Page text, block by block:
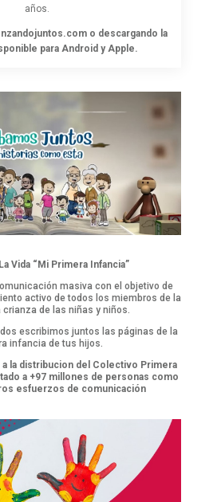
años.
o descargando la
para Android y Apple.
Vida “Mi Primera Infancia”
masiva con el objetivo de
activo de todos los miembros de la
de las niñas y niños.
escribimos juntos las páginas de la
infancia de tus hijos.
a la distribucion del Colectivo Primera
a +97 millones de personas como
esfuerzos de comunicación